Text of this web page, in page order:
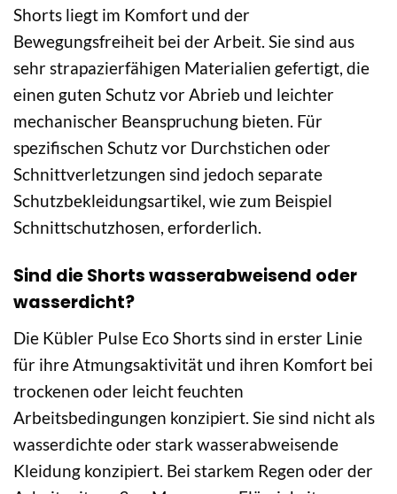
Shorts liegt im Komfort und der
Bewegungsfreiheit bei der Arbeit. Sie sind aus
sehr strapazierfähigen Materialien gefertigt, die
einen guten Schutz vor Abrieb und leichter
mechanischer Beanspruchung bieten. Für
spezifischen Schutz vor Durchstichen oder
Schnittverletzungen sind jedoch separate
Schutzbekleidungsartikel, wie zum Beispiel
Schnittschutzhosen, erforderlich.
Sind die Shorts wasserabweisend oder
wasserdicht?
Die Kübler Pulse Eco Shorts sind in erster Linie
für ihre Atmungsaktivität und ihren Komfort bei
trockenen oder leicht feuchten
Arbeitsbedingungen konzipiert. Sie sind nicht als
wasserdichte oder stark wasserabweisende
Kleidung konzipiert. Bei starkem Regen oder der